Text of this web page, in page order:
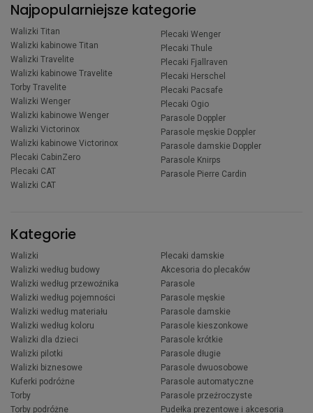
Najpopularniejsze kategorie
Walizki Titan
Walizki kabinowe Titan
Walizki Travelite
Walizki kabinowe Travelite
Torby Travelite
Walizki Wenger
Walizki kabinowe Wenger
Walizki Victorinox
Walizki kabinowe Victorinox
Plecaki CabinZero
Plecaki CAT
Walizki CAT
Plecaki Wenger
Plecaki Thule
Plecaki Fjallraven
Plecaki Herschel
Plecaki Pacsafe
Plecaki Ogio
Parasole Doppler
Parasole męskie Doppler
Parasole damskie Doppler
Parasole Knirps
Parasole Pierre Cardin
Kategorie
Walizki
Walizki według budowy
Walizki według przewoźnika
Walizki według pojemności
Walizki według materiału
Walizki według koloru
Walizki dla dzieci
Walizki pilotki
Walizki biznesowe
Kuferki podróżne
Torby
Torby podróżne
Plecaki damskie
Akcesoria do plecaków
Parasole
Parasole męskie
Parasole damskie
Parasole kieszonkowe
Parasole krótkie
Parasole długie
Parasole dwuosobowe
Parasole automatyczne
Parasole przeźroczyste
Pudełka prezentowe i akcesoria